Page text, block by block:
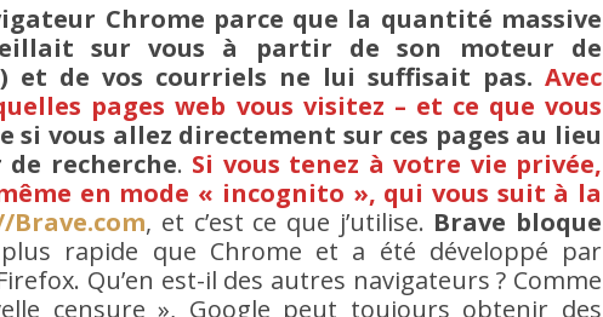
Chrome parce que la quantité massive
sur vous à partir de son moteur de
et de vos courriels ne lui suffisait pas. Avec
pages web vous visitez – et ce que vous
si vous allez directement sur ces pages au lieu
recherche. Si vous tenez à votre vie privée,
en mode « incognito », qui vous suit à la
Brave.com, et c’est ce que j’utilise. Brave bloque
rapide que Chrome et a été développé par
Qu’en est-il des autres navigateurs ? Comme
censure », Google peut toujours obtenir des